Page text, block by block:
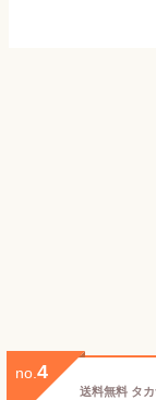
no. 4